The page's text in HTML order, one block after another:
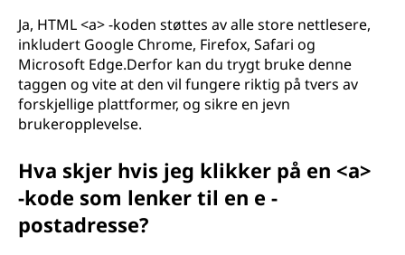
Ja, HTML <a> -koden støttes av alle store nettlesere,
inkludert Google Chrome, Firefox, Safari og
Microsoft Edge.Derfor kan du trygt bruke denne
taggen og vite at den vil fungere riktig på tvers av
forskjellige plattformer, og sikre en jevn
brukeropplevelse.
Hva skjer hvis jeg klikker på en <a>
-kode som lenker til en e -
postadresse?